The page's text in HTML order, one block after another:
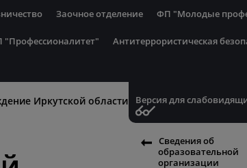
Заочное отделение ФП "Молодые
"Профессионалитет" Антитеррористическая
Иркутской области Версия для
Сведения об
образовательной
организации